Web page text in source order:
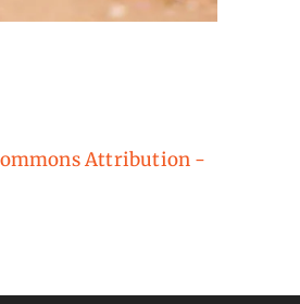
Attribution -